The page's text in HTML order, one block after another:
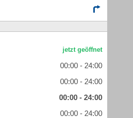
00:00 - 24:00
00:00 - 24:00
00:00 - 24:00
00:00 - 24:00